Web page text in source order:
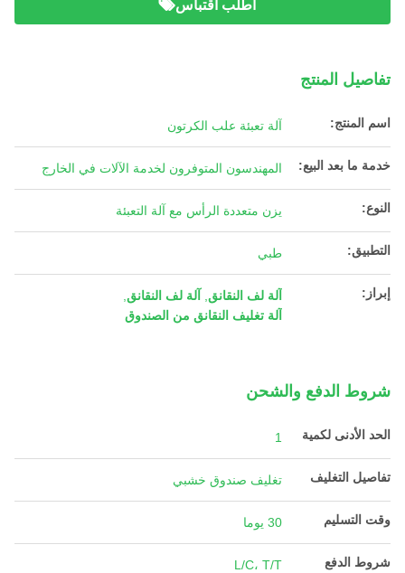
اطلب اقتباس
تفاصيل المنتج
اسم المنتج: آلة تعبئة علب الكرتون
خدمة ما بعد البيع: المهندسون المتوفرون لخدمة الآلات في الخارج
النوع: يزن متعددة الرأس مع آلة التعبئة
التطبيق: طبي
إبراز: آلة لف النقانق آلة لف النقانق
آلة تغليف النقانق من الصندوق
شروط الدفع والشحن
الحد الأدنى لكمية 1
تفاصيل التغليف تغليف صندوق خشبي
وقت التسليم 30 يوما
شروط الدفع L/C، T/T